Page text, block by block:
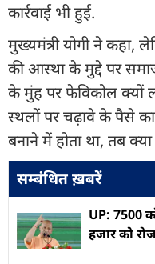
कार्रवाई भी हुई.
मुख्यमंत्री योगी ने कहा,
की आस्था के मुद्दे पर
के मुंह पर फेविकोल क्यों
स्थलों पर चढ़ावे के पैसे का
बनाने में होता था, तब
सम्बंधित ख़बरें
UP: 7500
हजार को